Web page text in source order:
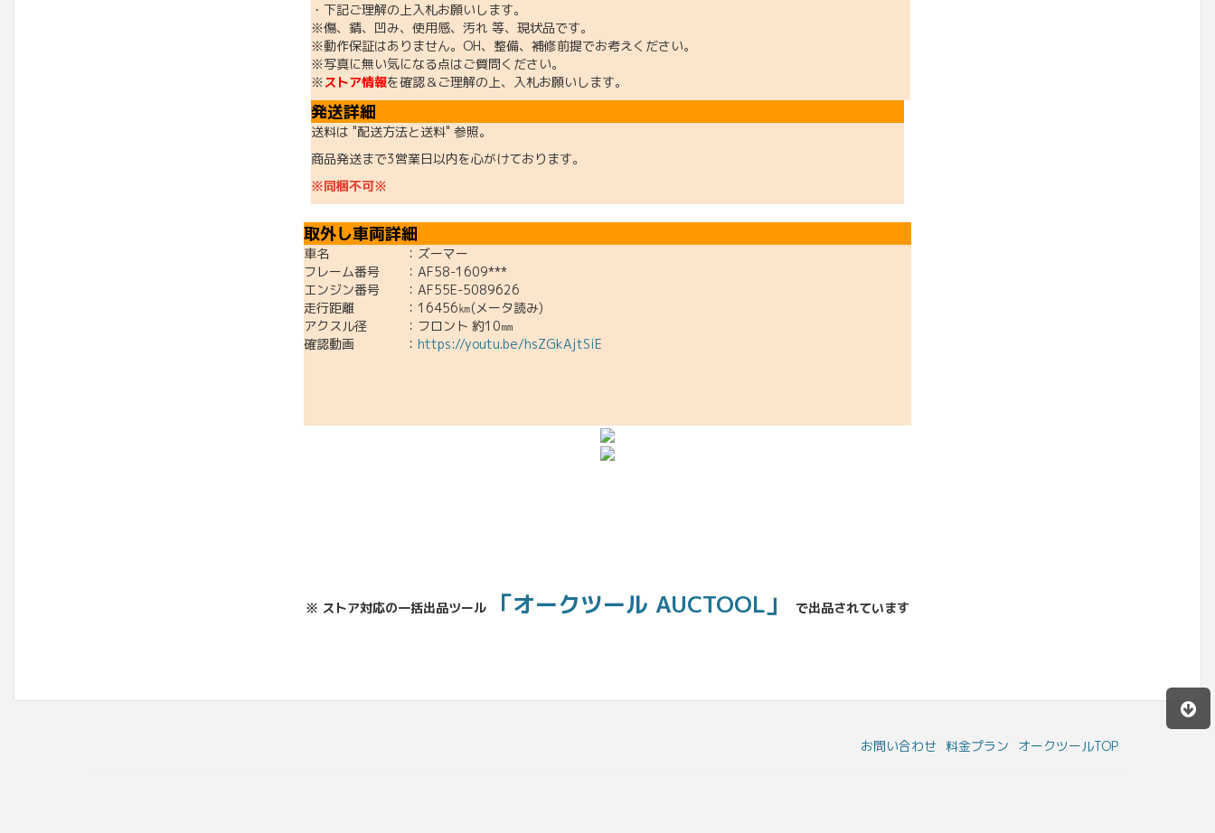
・下記ご理解の上入札お願いします。
※傷、錆、凹み、使用感、汚れ 等、現状品です。
※動作保証はありません。OH、整備、補修前提でお考えください。
※写真に無い気になる点はご質問ください。
※ストア情報を確認＆ご理解の上、入札お願いします。
発送詳細
送料は "配送方法と送料" 参照。
商品発送まで3営業日以内を心がけております。
※同梱不可※
取外し車両詳細
車名 ：ズーマー
フレーム番号 ：AF58-1609***
エンジン番号 ：AF55E-5089626
走行距離 ：16456㎞(メータ読み)
アクスル径 ：フロント 約10㎜
確認動画 ： https://youtu.be/hsZGkAjtSiE
※ ストア対応の一括出品ツール 「オークツール AUCTOOL」 で出品されています
お問い合わせ 料金プラン オークツールTOP